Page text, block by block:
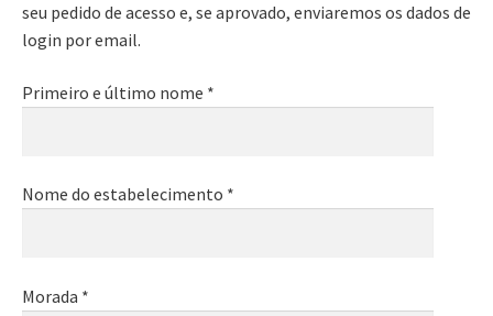
seu pedido de acesso e, se aprovado, enviaremos os dados de
login por email.
Primeiro e último nome *
Nome do estabelecimento *
Morada *